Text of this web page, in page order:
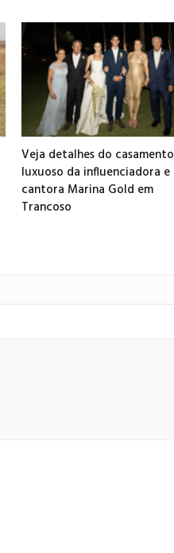
Veja detalhes do casamento
luxuoso da influenciadora e
cantora Marina Gold em
Trancoso